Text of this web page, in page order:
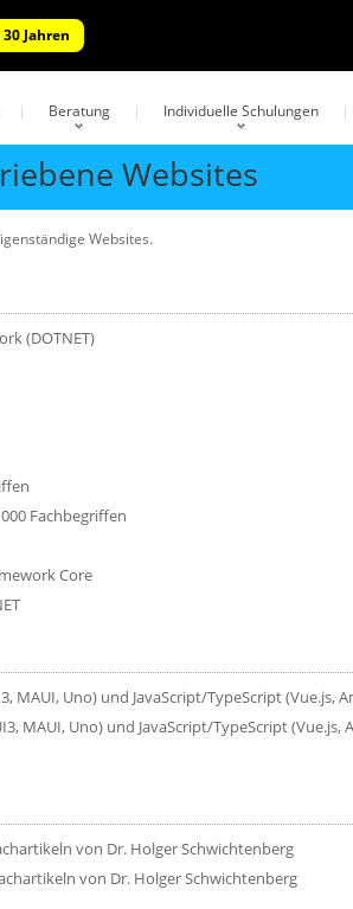
Jahren
Beratung Individuelle Schulungen
Websites
Websites.
(DOTNET)
Fachbegriffen
Core
Uno) und JavaScript/TypeScript (Vue.js,
MAUI, Uno) und JavaScript/TypeScript (Vue.js,
von Dr. Holger Schwichtenberg
von Dr. Holger Schwichtenberg